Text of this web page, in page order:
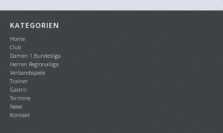
KATEGORIEN
Home
Club
Damen 1.Bundesliga
Herren Regionalliga
Verbandsspiele
Trainer
Gastro
Termine
News
Kontakt